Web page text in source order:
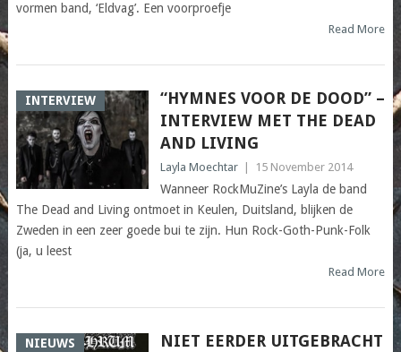
vormen band, ‘Eldvag’. Een voorproefje
Read More
INTERVIEW
“HYMNES VOOR DE DOOD” –
INTERVIEW MET THE DEAD
AND LIVING
Layla Moechtar 15 November 2014
Wanneer RockMuZine’s Layla de band
The Dead and Living ontmoet in Keulen, Duitsland, blijken de
Zweden in een zeer goede bui te zijn. Hun Rock-Goth-Punk-Folk
(ja, u leest
Read More
NIEUWS
NIET EERDER UITGEBRACHT